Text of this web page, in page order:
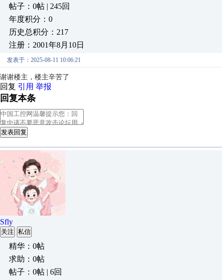
帖子：0帖 | 245回
年度积分：0
历史总积分：217
注册：2001年8月10日
发表于：2025-08-11 10:06:21
谢谢楼主，楼主辛苦了
回复 引用 举报
回复本条
发表回复
Sfly
关注 私信
精华：0帖
求助：0帖
帖子：0帖 | 6回